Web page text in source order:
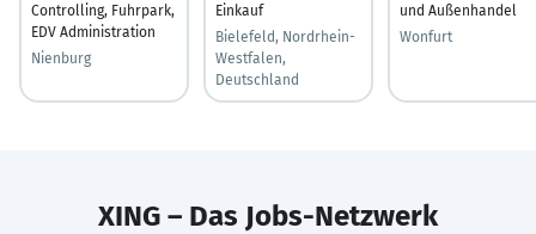
Controlling, Fuhrpark,
EDV Administration
Nienburg
Einkauf
Bielefeld, Nordrhein-
Westfalen,
Deutschland
und Außenhandel
Wonfurt
XING – Das Jobs-Netzwerk